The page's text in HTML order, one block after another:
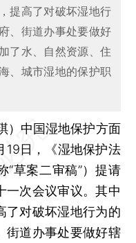
提高了对破坏湿地行
、街道办事处要做好
了水、自然资源、住
、城市湿地的保护职
中国湿地保护方面
19日，《湿地保护法
“草案二审稿”）提请
一次会议审议。其中
了对破坏湿地行为的
街道办事处要做好辖